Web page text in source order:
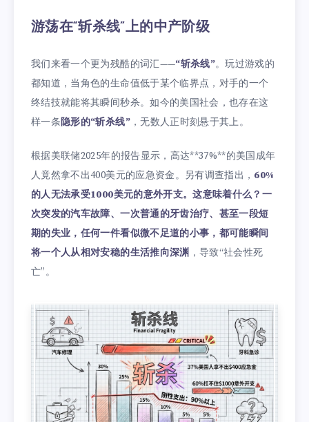
游荡在“斩杀线”上的中产阶级
我们来看一个更为残酷的词汇——“斩杀线”。玩过游戏的
都知道，当角色的生命值低于某个临界点，对手的一个
终结技就能将其瞬间秒杀。如今的美国社会，也存在这
样一条隐形的“斩杀线”，无数人正时刻悬于其上。
根据美联储2025年的报告显示，高达**37%**的美国成年
人竟然拿不出400美元的应急资金。另有调查指出， 60%
的人无法承受1000美元的意外开支。这意味着什么？一
次突发的汽车故障、一次普通的牙齿治疗、甚至一段短
期的失业，任何一件看似微不足道的小事，都可能瞬间
将一个人从相对安稳的生活推向深渊 ，导致“社会性死
亡”。